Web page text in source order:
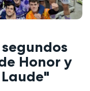
Honor y